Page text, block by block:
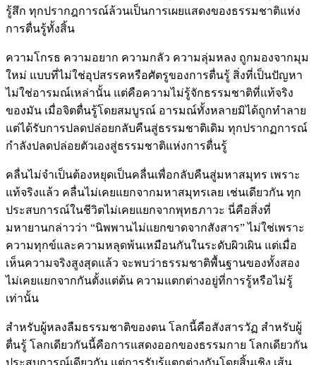
รู้สึก ทุกปรากฎการณ์ล้วนเป็นการเผยแสดงของธรรมชาติแห่ง
การตื่นรู้ทั้งสิ้น
ความโกรธ ความอยาก ความกลัว ความลุ่มหลง ถูกมองจากมุม
ใหม่ แบบที่ไม่ใช่อุปสรรคหรือศัตรูของการตื่นรู้ สิ่งที่เป็นปัญหา
ไม่ใช่อารมณ์เหล่านั้น แต่คือความไม่รู้จักธรรมชาติที่แท้จริง
ของมัน เมื่อจิตตื่นรู้โดยสมบูรณ์ อารมณ์ทั้งหลายมิได้ถูกทำลาย
แต่ได้รับการปลดปล่อยกลับคืนสู่ธรรมชาติเดิม ทุกปรากฏการณ์
กำลังปลดปล่อยตัวเองสู่ธรรมชาติแห่งการตื่นรู้
คลื่นไม่จำเป็นต้องหยุดเป็นคลื่นเพื่อกลับคืนสู่มหาสมุทร เพราะ
แท้จริงแล้ว คลื่นไม่เคยแยกจากมหาสมุทรเลย เช่นเดียวกัน ทุก
ประสบการณ์ในชีวิตไม่เคยแยกจากพุทธภาวะ นี่คือสิ่งที่
มหายานกล่าวว่า “นิพพานไม่แยกขาดจากสังสาร” ไม่ใช่เพราะ
ความทุกข์และความหลุดพ้นเหมือนกันในระดับผิวเผิน แต่เมื่อ
เห็นความจริงสูงสุดแล้ว จะพบว่าธรรมชาติพื้นฐานของทั้งสอง
ไม่เคยแยกจากกันตั้งแต่ต้น ความแตกต่างอยู่ที่การรู้หรือไม่รู้
เท่านั้น
สำหรับผู้หลงลืมธรรมชาติของตน โลกนี้คือสังสารวัฏ สำหรับผู้
ตื่นรู้ โลกเดียวกันนี้คือการแสดงออกของธรรมกาย โลกเดียวกัน
ประสบการณ์เดียวกัน แต่การรับรู้แตกต่างกันโดยสิ้นเชิง เส้น